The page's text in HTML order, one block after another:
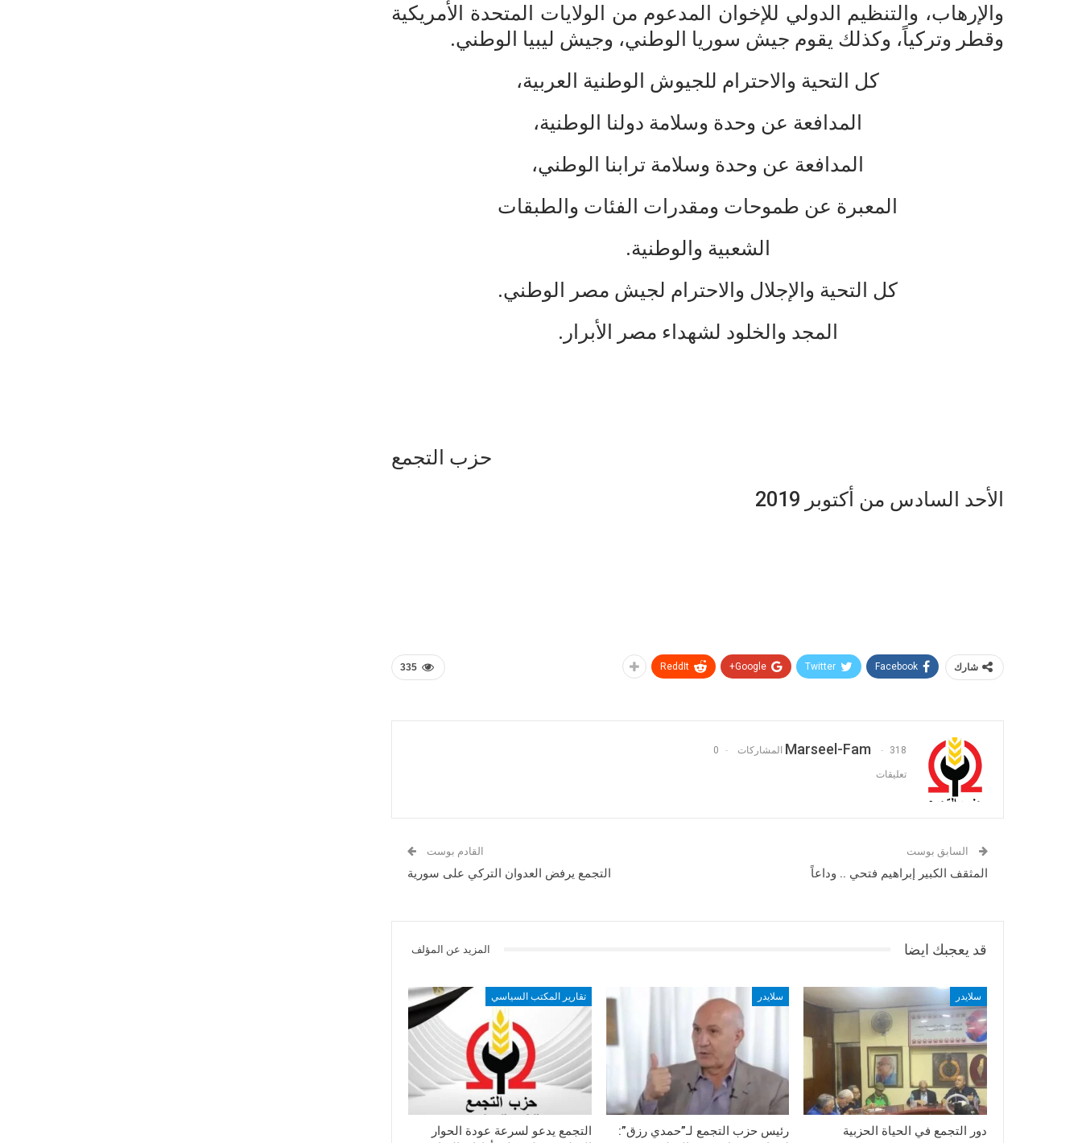
والإرهاب، والتنظيم الدولي للإخوان المدعوم من الولايات المتحدة الأمريكية
وقطر وتركياً، وكذلك يقوم جيش سوريا الوطني، وجيش ليبيا الوطني.
كل التحية والاحترام للجيوش الوطنية العربية،
المدافعة عن وحدة وسلامة دولنا الوطنية،
المدافعة عن وحدة وسلامة ترابنا الوطني،
المعبرة عن طموحات ومقدرات الفئات والطبقات
الشعبية والوطنية.
كل التحية والإجلال والاحترام لجيش مصر الوطني.
المجد والخلود لشهداء مصر الأبرار.
حزب التجمع
الأحد السادس من أكتوبر 2019
335 شارك Facebook
Twitter
Google+
ReddIt
Marseel-Fam 318 المشاركات 0
تعليقات
السابق بوست
المثقف الكبير إبراهيم فتحي .. وداعاً
القادم بوست
التجمع يرفض العدوان التركي على سورية
قد يعجبك ايضا المزيد عن المؤلف
سلايدر
دور التجمع في الحياة الحزبية
سلايدر
رئيس حزب التجمع لـ”حمدي رزق”:
تقارير المكتب السياسي
التجمع يدعو لسرعة عودة الحوار